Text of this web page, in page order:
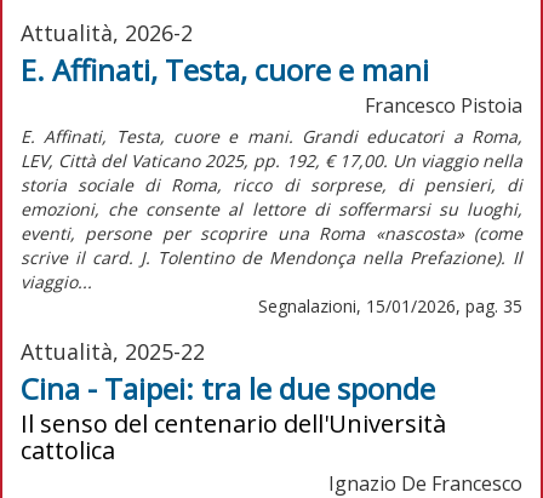
Attualità, 2026-2
E. Affinati, Testa, cuore e mani
Francesco Pistoia
E. Affinati, Testa, cuore e mani. Grandi educatori a Roma,
LEV, Città del Vaticano 2025, pp. 192, € 17,00. Un viaggio nella
storia sociale di Roma, ricco di sorprese, di pensieri, di
emozioni, che consente al lettore di soffermarsi su luoghi,
eventi, persone per scoprire una Roma «nascosta» (come
scrive il card. J. Tolentino de Mendonça nella Prefazione). Il
viaggio...
Segnalazioni, 15/01/2026, pag. 35
Attualità, 2025-22
Cina - Taipei: tra le due sponde
Il senso del centenario dell'Università
cattolica
Ignazio De Francesco